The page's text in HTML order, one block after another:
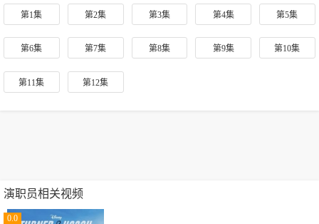
第1集 第2集 第3集 第4集 第5集
第6集 第7集 第8集 第9集 第10集
第11集 第12集
演职员相关视频
0.0